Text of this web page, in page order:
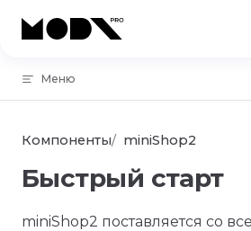
Skip to content
Меню
Компоненты miniShop2
Быстрый старт
miniShop2 поставляется со